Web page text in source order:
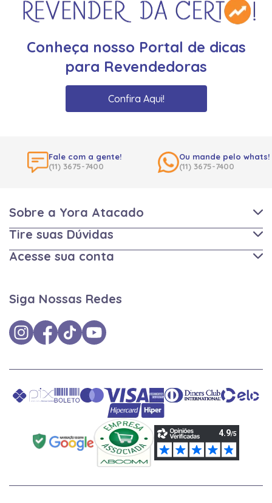
Conheça nosso Portal de dicas
para Revendedoras
Confira Aqui!
Fale com a gente!
(11) 3675-7400
Ou mande pelo whats!
(11) 3675-7400
Sobre a Yora Atacado
Tire suas Dúvidas
Acesse sua conta
Siga Nossas Redes